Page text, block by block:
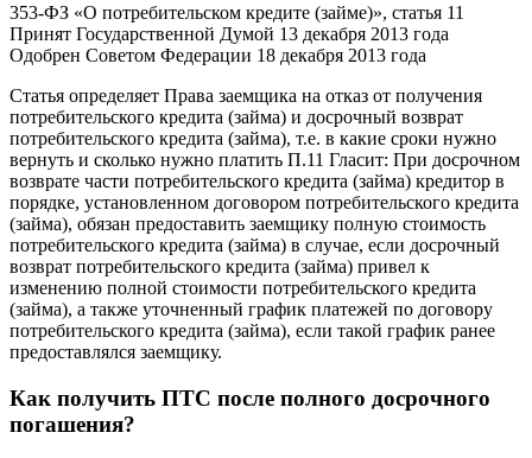
353-ФЗ «О потребительском кредите (займе)», статья 11
Принят Государственной Думой 13 декабря 2013 года
Одобрен Советом Федерации 18 декабря 2013 года
Статья определяет Права заемщика на отказ от получения
потребительского кредита (займа) и досрочный возврат
потребительского кредита (займа), т.е. в какие сроки нужно
вернуть и сколько нужно платить П.11 Гласит: При досрочном
возврате части потребительского кредита (займа) кредитор в
порядке, установленном договором потребительского кредита
(займа), обязан предоставить заемщику полную стоимость
потребительского кредита (займа) в случае, если досрочный
возврат потребительского кредита (займа) привел к
изменению полной стоимости потребительского кредита
(займа), а также уточненный график платежей по договору
потребительского кредита (займа), если такой график ранее
предоставлялся заемщику.
Как получить ПТС после полного досрочного
погашения?